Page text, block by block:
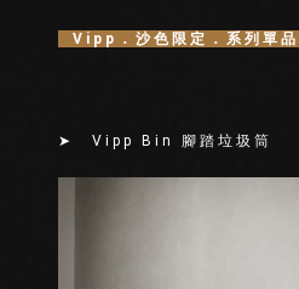
Vipp．沙色限定．系列單品
➤ Vipp Bin 腳踏垃圾筒